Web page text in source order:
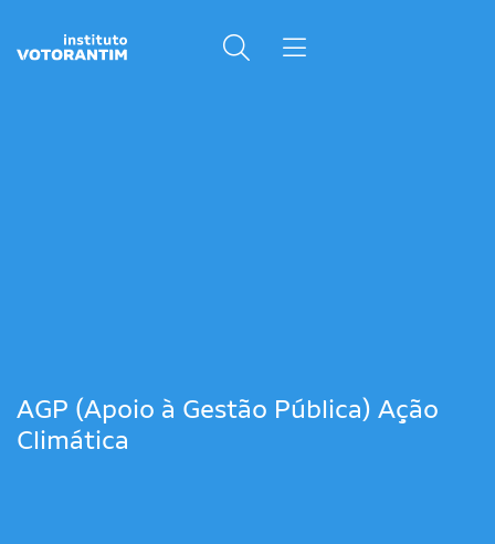
AGP (Apoio à Gestão Pública) Ação
Climática